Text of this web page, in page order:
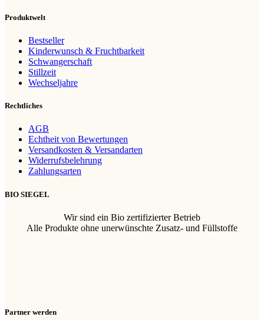
Produktwelt
Bestseller
Kinderwunsch & Fruchtbarkeit
Schwangerschaft
Stillzeit
Wechseljahre
Rechtliches
AGB
Echtheit von Bewertungen
Versandkosten & Versandarten
Widerrufsbelehrung
Zahlungsarten
BIO SIEGEL
Wir sind ein Bio zertifizierter Betrieb
Alle Produkte ohne unerwünschte Zusatz- und Füllstoffe
Partner werden